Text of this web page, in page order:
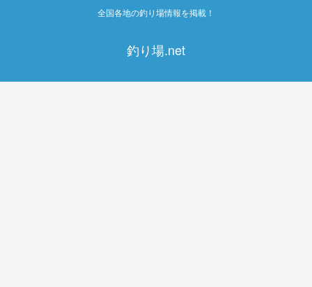
全国各地の釣り場情報を掲載！
釣り場.net